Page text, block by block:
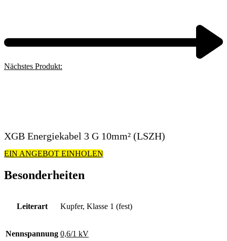
Nächstes Produkt:
XGB Energiekabel 3 G 10mm² (LSZH)
EIN ANGEBOT EINHOLEN
Besonderheiten
Leiterart Kupfer, Klasse 1 (fest)
Nennspannung 0,6/1 kV